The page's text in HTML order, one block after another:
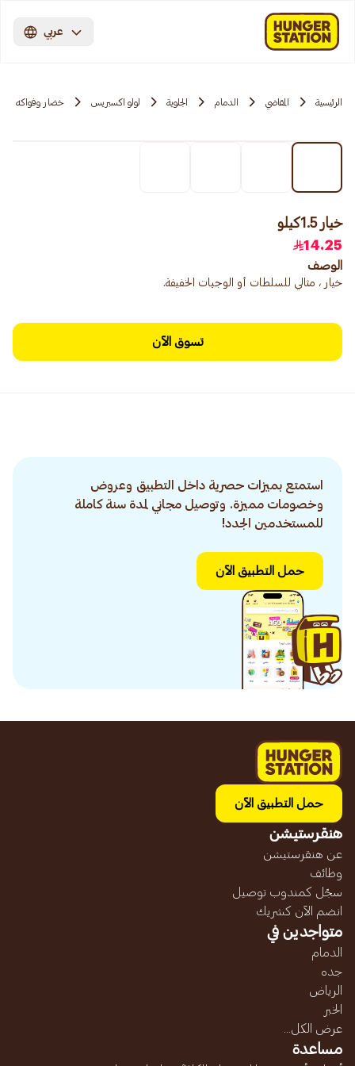
عربي
الرئيسية المقاضي الدمام الجلوية لولو اكسبريس خضار وفواكه
خيار 1.5كيلو
14.25
الوصف
خيار ، مثالي للسلطات أو الوجبات الخفيفة.
تسوق الآن
استمتع بميزات حصرية داخل التطبيق وعروض
وخصومات مميزة. وتوصيل مجاني لمدة سنة كاملة
للمستخدمين الجدد!
حمل التطبيق الآن
حمل التطبيق الآن
هنقرستيشن
عن هنقرستيشن
وظائف
سجّل كمندوب توصيل
انضم الآن كشريك
متواجدين في
الدمام
جده
الرياض
الخبر
عرض الكل...
مساعدة